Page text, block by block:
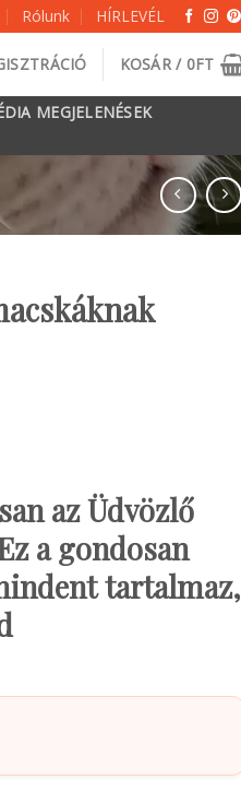
Rólunk HÍRLEVÉL
KOSÁR / 0FT
MEGJELENÉSEK
az Üdvözlő
a gondosan
tartalmaz,